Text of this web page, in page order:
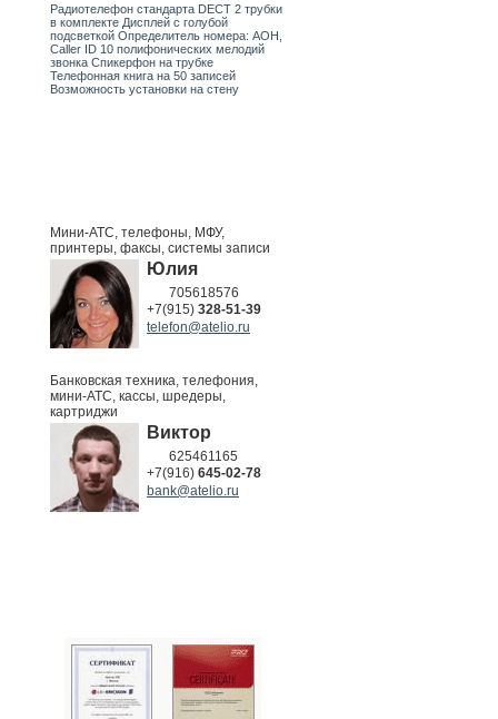
Радиотелефон стандарта DECT 2 трубки
в комплекте Дисплей с голубой
подсветкой Определитель номера: АОН,
Caller ID 10 полифонических мелодий
звонка Спикерфон на трубке
Телефонная книга на 50 записей
Возможность установки на стену
Мини-АТС, телефоны, МФУ,
принтеры, факсы, системы записи
Юлия
705618576
+7(915) 328-51-39
telefon@atelio.ru
Банковская техника, телефония,
мини-АТС, кассы, шредеры,
картриджи
Виктор
625461165
+7(916) 645-02-78
bank@atelio.ru